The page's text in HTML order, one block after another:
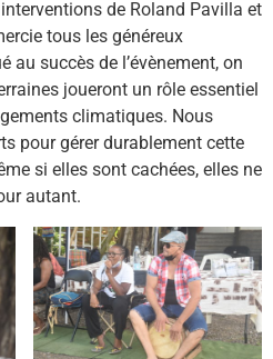
de Roland Pavilla et
tous les généreux
au succès de l’évènement, on
joueront un rôle essentiel
climatiques. Nous
pour gérer durablement cette
si elles sont cachées, elles ne
autant.